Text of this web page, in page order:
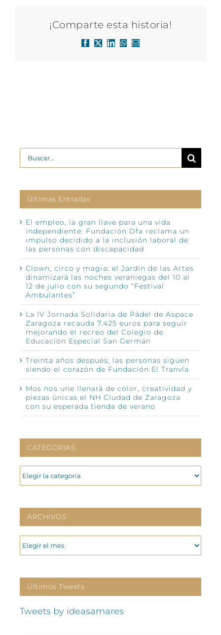
¡Comparte esta historia!
Facebook
X LinkedInWhatsApp
Correo
Buscar:
Últimas Entradas
El empleo, la gran llave para una vida
independiente: Fundación Dfa reclama un
impulso decidido a la inclusión laboral de
las personas con discapacidad
Clown, circo y magia: el Jardín de las Artes
dinamizará las noches veraniegas del 10 al
12 de julio con su segundo “Festival
Ambulantes”
La IV Jornada Solidaria de Pádel de Aspace
Zaragoza recauda 7.425 euros para seguir
mejorando el recreo del Colegio de
Educación Especial San Germán
Treinta años después, las personas siguen
siendo el corazón de Fundación El Tranvía
Mos nos une llenará de color, creatividad y
piezas únicas el NH Ciudad de Zaragoza
con su esperada tienda de verano
CATEGORIAS
CATEGORIAS
ARCHIVOS
ARCHIVOS
Últimos Tweets
Tweets by ideasamares